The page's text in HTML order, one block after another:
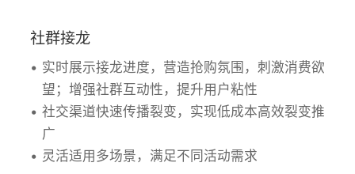
社群接龙
实时展示接龙进度，营造抢购氛围，刺激消费欲
望；增强社群互动性，提升用户粘性
社交渠道快速传播裂变，实现低成本高效裂变推
广
灵活适用多场景，满足不同活动需求